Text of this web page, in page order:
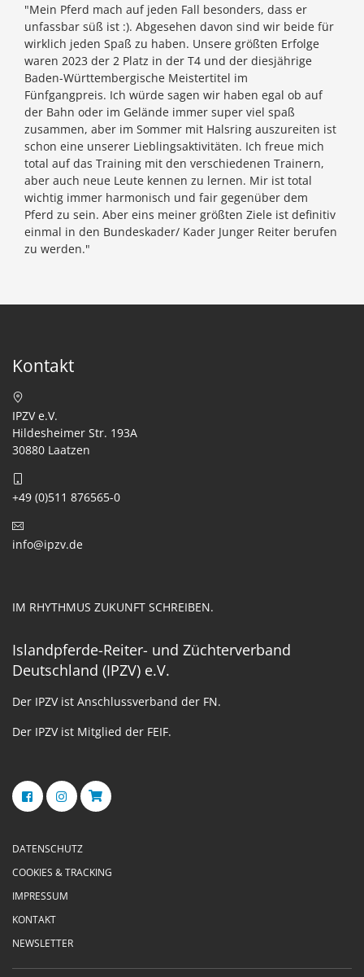
"Mein Pferd mach auf jeden Fall besonders, dass er
unfassbar süß ist :). Abgesehen davon sind wir beide für
wirklich jeden Spaß zu haben. Unsere größten Erfolge
waren 2023 der 2 Platz in der T4 und der diesjährige
Baden-Württembergische Meistertitel im
Fünfgangpreis. Ich würde sagen wir haben egal ob auf
der Bahn oder im Gelände immer super viel spaß
zusammen, aber im Sommer mit Halsring auszureiten ist
schon eine unserer Lieblingsaktivitäten. Ich freue mich
total auf das Training mit den verschiedenen Trainern,
aber auch neue Leute kennen zu lernen. Mir ist total
wichtig immer harmonisch und fair gegenüber dem
Pferd zu sein. Aber eins meiner größten Ziele ist definitiv
einmal in den Bundeskader/ Kader Junger Reiter berufen
zu werden."
Kontakt
IPZV e.V.
Hildesheimer Str. 193A
30880 Laatzen
+49 (0)511 876565-0
info@ipzv.de
IM RHYTHMUS ZUKUNFT SCHREIBEN.
Islandpferde-Reiter- und Züchterverband
Deutschland (IPZV) e.V.
Der IPZV ist Anschlussverband der FN.
Der IPZV ist Mitglied der FEIF.
DATENSCHUTZ
COOKIES & TRACKING
IMPRESSUM
KONTAKT
NEWSLETTER